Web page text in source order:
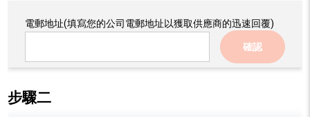
電郵地址(填寫您的公司電郵地址以獲取供應商的迅速回覆)
確認
步驟二